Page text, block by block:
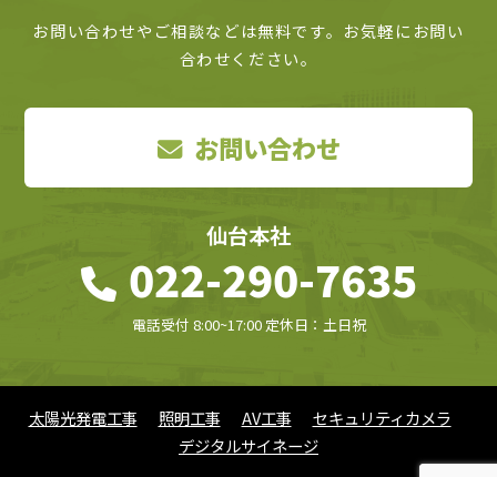
お問い合わせやご相談などは無料です。お気軽にお問い
合わせください。
お問い合わせ
仙台本社
022-290-7635
電話受付 8:00~17:00 定休日：土日祝
太陽光発電工事 照明工事 AV工事
セキュリティカメラ
デジタルサイネージ